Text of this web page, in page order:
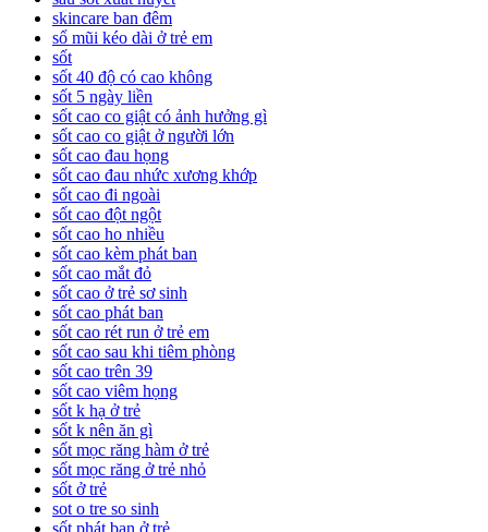
skincare ban đêm
sổ mũi kéo dài ở trẻ em
sốt
sốt 40 độ có cao không
sốt 5 ngày liền
sốt cao co giật có ảnh hưởng gì
sốt cao co giật ở người lớn
sốt cao đau họng
sốt cao đau nhức xương khớp
sốt cao đi ngoài
sốt cao đột ngột
sốt cao ho nhiều
sốt cao kèm phát ban
sốt cao mắt đỏ
sốt cao ở trẻ sơ sinh
sốt cao phát ban
sốt cao rét run ở trẻ em
sốt cao sau khi tiêm phòng
sốt cao trên 39
sốt cao viêm họng
sốt k hạ ở trẻ
sốt k nên ăn gì
sốt mọc răng hàm ở trẻ
sốt mọc răng ở trẻ nhỏ
sốt ở trẻ
sot o tre so sinh
sốt phát ban ở trẻ